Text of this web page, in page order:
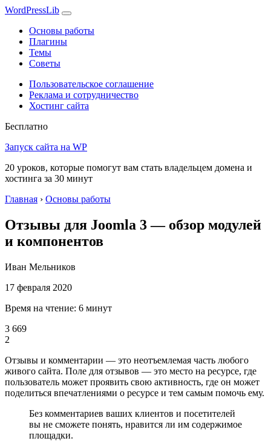
WordPressLib
Основы работы
Плагины
Темы
Советы
Пользовательское соглашение
Реклама и сотрудничество
Хостинг сайта
Бесплатно
Запуск сайта на WP
20 уроков, которые помогут вам стать владельцем домена и
хостинга за 30 минут
Главная › Основы работы
Отзывы для Joomla 3 — обзор модулей
и компонентов
Иван Мельников
17 февраля 2020
Время на чтение: 6 минут
3 669
2
Отзывы и комментарии — это неотъемлемая часть любого
живого сайта. Поле для отзывов — это место на ресурсе, где
пользователь может проявить свою активность, где он может
поделиться впечатлениями о ресурсе и тем самым помочь ему.
Без комментариев ваших клиентов и посетителей
вы не сможете понять, нравится ли им содержимое
площадки.